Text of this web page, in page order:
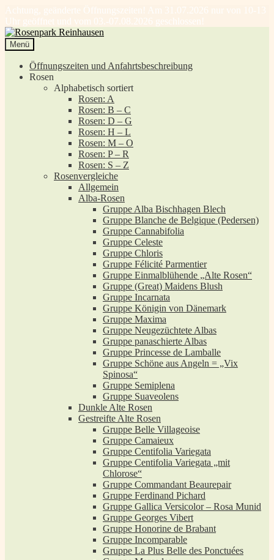
Achtung, geänderte Öffnungszeiten! Am 31.07.2026 nur von 10-13
Uhr geöffnet und vom 03.-07.08.2026 geschlossen!
Zur
Navigation
springen
Zum
Inhalt
springen
Menü
Öffnungszeiten und Anfahrtsbeschreibung
Rosen
Alphabetisch sortiert
Rosen: A
Rosen: B – C
Rosen: D – G
Rosen: H – L
Rosen: M – O
Rosen: P – R
Rosen: S – Z
Rosenvergleiche
Allgemein
Alba-Rosen
Gruppe Alba Bischhagen Blech
Gruppe Blanche de Belgique (Pedersen)
Gruppe Cannabifolia
Gruppe Celeste
Gruppe Chloris
Gruppe Félicité Parmentier
Gruppe Einmalblühende „Alte Rosen“
Gruppe (Great) Maidens Blush
Gruppe Incarnata
Gruppe Königin von Dänemark
Gruppe Maxima
Gruppe Neugezüchtete Albas
Gruppe panaschierte Albas
Gruppe Princesse de Lamballe
Gruppe Schöne aus Angeln = „Vix
Spinosa“
Gruppe Semiplena
Gruppe Suaveolens
Dunkle Alte Rosen
Gestreifte Alte Rosen
Gruppe Belle Villageoise
Gruppe Camaieux
Gruppe Centifolia Variegata
Gruppe Centifolia Variegata „mit
Chlorose“
Gruppe Commandant Beaurepair
Gruppe Ferdinand Pichard
Gruppe Gallica Versicolor – Rosa Munid
Gruppe Georges Vibert
Gruppe Honorine de Brabant
Gruppe Incomparable
Gruppe La Plus Belle des Ponctuées